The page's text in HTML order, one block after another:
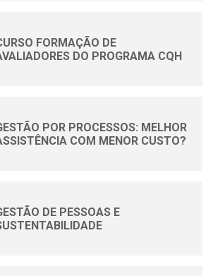
FORMAÇÃO DE
DO PROGRAMA CQH
POR PROCESSOS: MELHOR
COM MENOR CUSTO?
DE PESSOAS E